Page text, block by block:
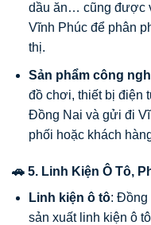
dầu ăn… cũng được
Vĩnh Phúc để phân
thị.
Sản phẩm công
đồ chơi, thiết bị điện
Đồng Nai và gửi đi
phối hoặc khách
🚗 5. Linh Kiện Ô Tô,
Linh kiện ô tô: Đồng
sản xuất linh kiện ô